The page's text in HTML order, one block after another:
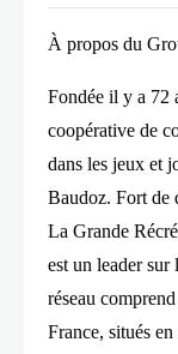
À propos du
Fondée il y a 72
coopérative de
dans les jeux et
Baudoz. Fort de
La Grande
est un leader sur
réseau
France, situés